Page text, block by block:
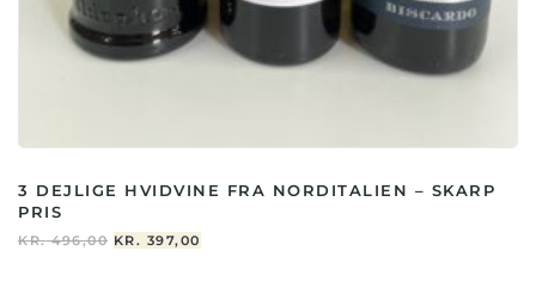
3 DEJLIGE HVIDVINE FRA NORDITALIEN – SKARP
PRIS
KR.496,00 DEN
KR. 397,00